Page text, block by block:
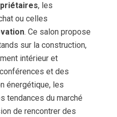
, les
ou celles
. Ce salon propose
sur la construction,
intérieur et
et des
énergétique, les
tendances du marché
de rencontrer des